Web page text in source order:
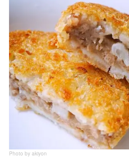
Photo by akiyon